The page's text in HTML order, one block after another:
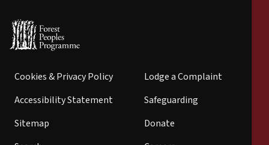
Cookies & Privacy Policy
Accessibility Statement
Sitemap
Lodge a Complaint
Safeguarding
Donate